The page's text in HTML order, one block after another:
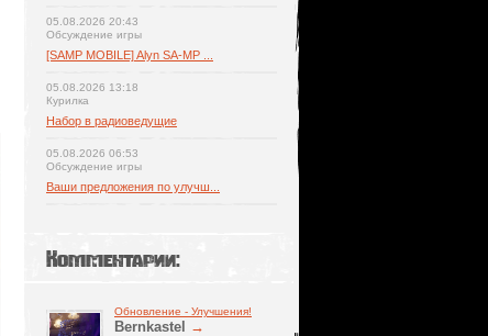
05.08.2026 20:43
Обсуждение игры
[SAMP MOBILE] Alyn SA-MP ...
05.08.2026 13:18
Курилка
Набор в радиоведущие
05.08.2026 06:53
Обсуждение игры
Ваши предложения по улучш...
Комментарии:
Обновление - Улучшения!
Bernkastel →